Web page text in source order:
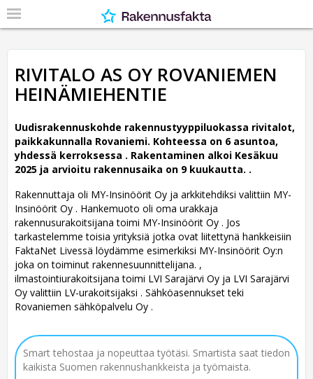
RIVITALO AS OY ROVANIEMEN
HEINÄMIEHENTIE
Uudisrakennuskohde rakennustyyppiluokassa rivitalot,
paikkakunnalla Rovaniemi. Kohteessa on 6 asuntoa,
yhdessä kerroksessa . Rakentaminen alkoi Kesäkuu
2025 ja arvioitu rakennusaika on 9 kuukautta. .
Rakennuttaja oli MY-Insinöörit Oy ja arkkitehdiksi valittiin MY-
Insinöörit Oy . Hankemuoto oli oma urakkaja
rakennusurakoitsijana toimi MY-Insinöörit Oy . Jos
tarkastelemme toisia yrityksiä jotka ovat liitettynä hankkeisiin
FaktaNet Livessä löydämme esimerkiksi MY-Insinöörit Oy:n
joka on toiminut rakennesuunnittelijana. ,
ilmastointiurakoitsijana toimi LVI Sarajärvi Oy ja LVI Sarajärvi
Oy valittiin LV-urakoitsijaksi . Sähköasennukset teki
Rovaniemen sähköpalvelu Oy .
Smart tehostaa ja nopeuttaa työtäsi. Smartista saat tiedon
kaikista Suomen rakennushankkeista ja työmaista.